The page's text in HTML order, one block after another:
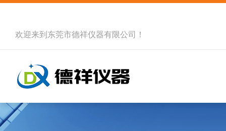
欢迎来到 东莞市德祥仪器有限公司 ！